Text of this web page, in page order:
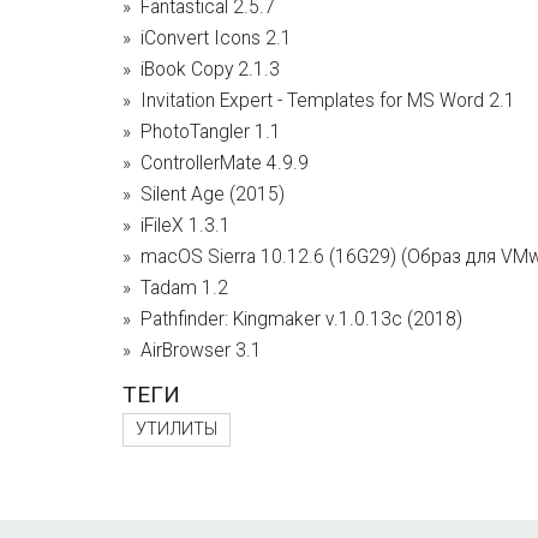
Fantastical 2.5.7
iConvert Icons 2.1
iBook Copy 2.1.3
Invitation Expert - Templates for MS Word 2.1
PhotoTangler 1.1
ControllerMate 4.9.9
Silent Age (2015)
iFileX 1.3.1
macOS Sierra 10.12.6 (16G29) (Образ для
Tadam 1.2
Pathfinder: Kingmaker v.1.0.13c (2018)
AirBrowser 3.1
ТЕГИ
УТИЛИТЫ